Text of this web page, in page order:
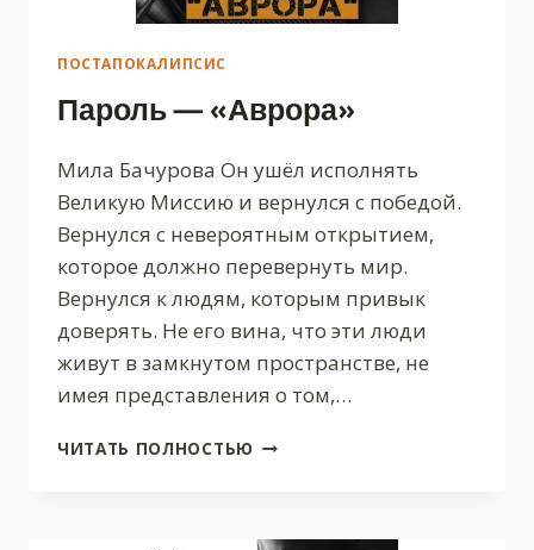
ПОСТАПОКАЛИПСИС
Пароль — «Аврора»
Мила Бачурова Он ушёл исполнять
Великую Миссию и вернулся с победой.
Вернулся с невероятным открытием,
которое должно перевернуть мир.
Вернулся к людям, которым привык
доверять. Не его вина, что эти люди
живут в замкнутом пространстве, не
имея представления о том,…
ЧИТАТЬ ПОЛНОСТЬЮ ПАРОЛЬ